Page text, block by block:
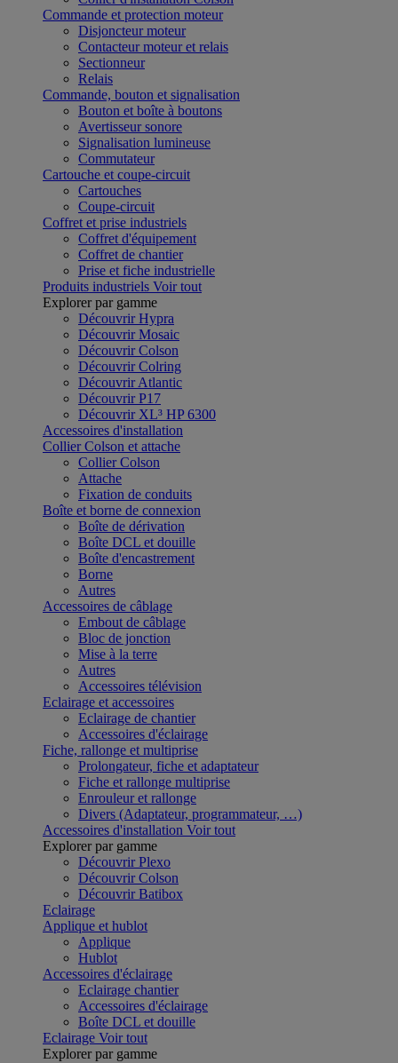
Commande et protection moteur
Disjoncteur moteur
Contacteur moteur et relais
Sectionneur
Relais
Commande, bouton et signalisation
Bouton et boîte à boutons
Avertisseur sonore
Signalisation lumineuse
Commutateur
Cartouche et coupe-circuit
Cartouches
Coupe-circuit
Coffret et prise industriels
Coffret d'équipement
Coffret de chantier
Prise et fiche industrielle
Produits industriels Voir tout
Explorer par gamme
Découvrir Hypra
Découvrir Mosaic
Découvrir Colson
Découvrir Colring
Découvrir Atlantic
Découvrir P17
Découvrir XL³ HP 6300
Accessoires d'installation
Collier Colson et attache
Collier Colson
Attache
Fixation de conduits
Boîte et borne de connexion
Boîte de dérivation
Boîte DCL et douille
Boîte d'encastrement
Borne
Autres
Accessoires de câblage
Embout de câblage
Bloc de jonction
Mise à la terre
Autres
Accessoires télévision
Eclairage et accessoires
Eclairage de chantier
Accessoires d'éclairage
Fiche, rallonge et multiprise
Prolongateur, fiche et adaptateur
Fiche et rallonge multiprise
Enrouleur et rallonge
Divers (Adaptateur, programmateur, …)
Accessoires d'installation Voir tout
Explorer par gamme
Découvrir Plexo
Découvrir Colson
Découvrir Batibox
Eclairage
Applique et hublot
Applique
Hublot
Accessoires d'éclairage
Eclairage chantier
Accessoires d'éclairage
Boîte DCL et douille
Eclairage Voir tout
Explorer par gamme